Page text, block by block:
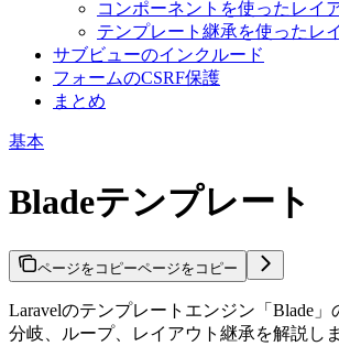
コンポーネントを使ったレイ
テンプレート継承を使ったレ
サブビューのインクルード
フォームのCSRF保護
まとめ
基本
Bladeテンプレート
ページをコピーページをコピー
Laravelのテンプレートエンジン「Blade
分岐、ループ、レイアウト継承を解説しま